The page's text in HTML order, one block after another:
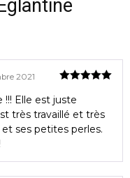
5
2021
!!! Elle est juste
très travaillé et très
ses petites perles.